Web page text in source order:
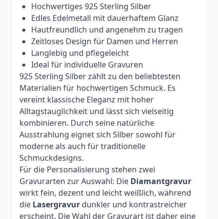
Hochwertiges 925 Sterling Silber
Edles Edelmetall mit dauerhaftem Glanz
Hautfreundlich und angenehm zu tragen
Zeitloses Design für Damen und Herren
Langlebig und pflegeleicht
Ideal für individuelle Gravuren
925 Sterling Silber zählt zu den beliebtesten
Materialien für hochwertigen Schmuck. Es
vereint klassische Eleganz mit hoher
Alltagstauglichkeit und lässt sich vielseitig
kombinieren. Durch seine natürliche
Ausstrahlung eignet sich Silber sowohl für
moderne als auch für traditionelle
Schmuckdesigns.
Für die Personalisierung stehen zwei
Gravurarten zur Auswahl: Die Diamantgravur
wirkt fein, dezent und leicht weißlich, während
die Lasergravur dunkler und kontrastreicher
erscheint. Die Wahl der Gravurart ist daher eine